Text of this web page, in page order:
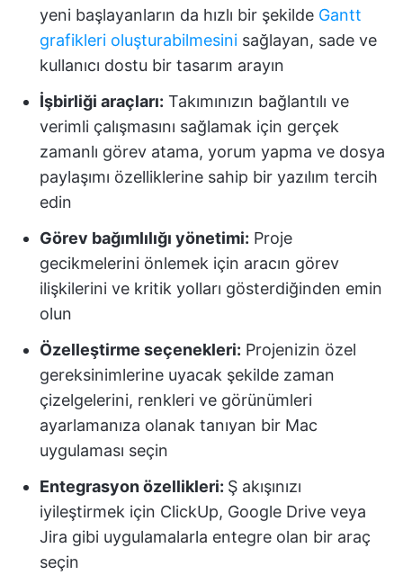
yeni başlayanların da hızlı bir şekilde Gantt
grafikleri oluşturabilmesini sağlayan, sade ve
kullanıcı dostu bir tasarım arayın
İşbirliği araçları: Takımınızın bağlantılı ve
verimli çalışmasını sağlamak için gerçek
zamanlı görev atama, yorum yapma ve dosya
paylaşımı özelliklerine sahip bir yazılım tercih
edin
Görev bağımlılığı yönetimi: Proje
gecikmelerini önlemek için aracın görev
ilişkilerini ve kritik yolları gösterdiğinden emin
olun
Özelleştirme seçenekleri: Projenizin özel
gereksinimlerine uyacak şekilde zaman
çizelgelerini, renkleri ve görünümleri
ayarlamanıza olanak tanıyan bir Mac
uygulaması seçin
Entegrasyon özellikleri: Ş akışınızı
iyileştirmek için ClickUp, Google Drive veya
Jira gibi uygulamalarla entegre olan bir araç
seçin